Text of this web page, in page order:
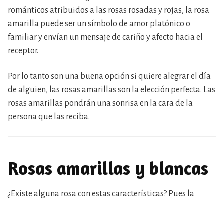
románticos atribuidos a las rosas rosadas y rojas, la rosa
amarilla puede ser un símbolo de amor platónico o
familiar y envían un mensaje de cariño y afecto hacia el
receptor.
Por lo tanto son una buena opción si quiere alegrar el día
de alguien, las rosas amarillas son la elección perfecta. Las
rosas amarillas pondrán una sonrisa en la cara de la
persona que las reciba.
Rosas amarillas y blancas
¿Existe alguna rosa con estas características? Pues la